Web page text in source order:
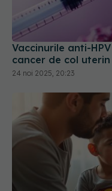
Vaccinurile anti-
cancer de col
24 noi 2025, 20:23